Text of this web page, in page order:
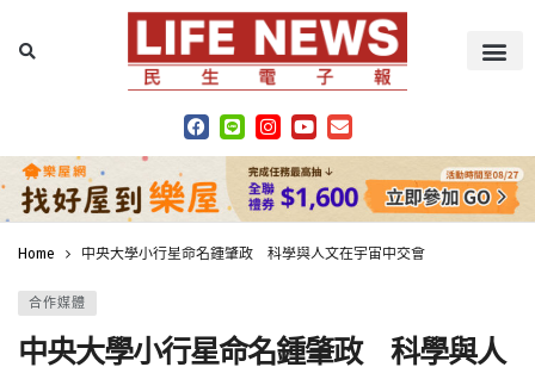
Home 中央大學小行星命名鍾肇政 科學與人文在宇宙中交會
合作媒體
中央大學小行星命名鍾肇政 科學與人